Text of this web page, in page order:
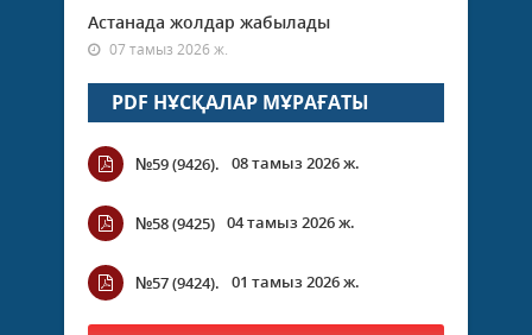
Астанада жолдар жабылады
07 тамыз 2026 ж.
PDF НҰСҚАЛАР МҰРАҒАТЫ
№59 (9426). 08 тамыз 2026 ж.
№58 (9425) 04 тамыз 2026 ж.
№57 (9424). 01 тамыз 2026 ж.